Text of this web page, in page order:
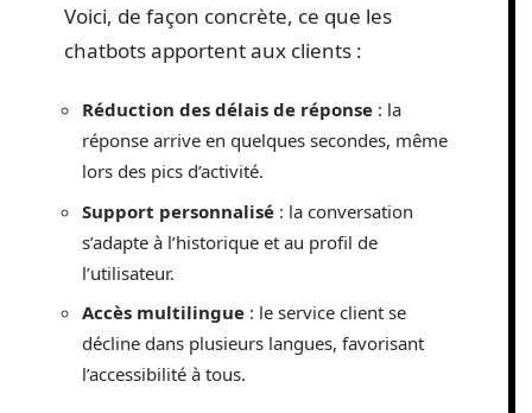
Voici, de façon concrète, ce que les
chatbots apportent aux clients :
Réduction des délais de réponse : la
réponse arrive en quelques secondes, même
lors des pics d’activité.
Support personnalisé : la conversation
s’adapte à l’historique et au profil de
l’utilisateur.
Accès multilingue : le service client se
décline dans plusieurs langues, favorisant
l’accessibilité à tous.